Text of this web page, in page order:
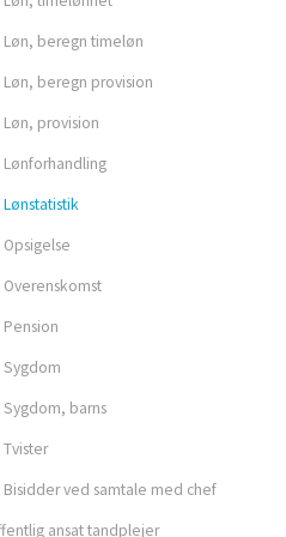
Løn, beregn timeløn
Løn, beregn provision
Løn, provision
Lønforhandling
Lønstatistik
Opsigelse
Overenskomst
Pension
Sygdom
Sygdom, barns
Tvister
Bisidder ved samtale med chef
ansat tandplejer